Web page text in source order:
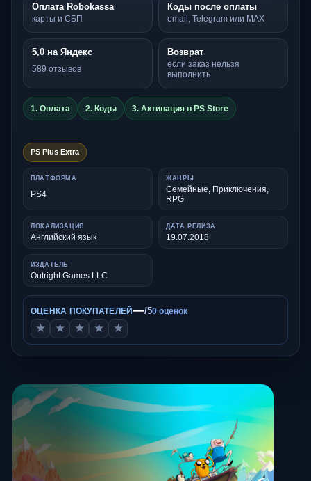
Оплата Robokassa
карты и СБП
Коды после оплаты
email, Telegram или MAX
5,0 на Яндекс
589 отзывов
Возврат
если заказ нельзя
выполнить
1. Оплата 2. Коды 3. Активация в PS Store
PS Plus Extra
ПЛАТФОРМА
PS4
ЖАНРЫ
Семейные, Приключения,
RPG
ЛОКАЛИЗАЦИЯ
Английский язык
ДАТА РЕЛИЗА
19.07.2018
ИЗДАТЕЛЬ
Outright Games LLC
ОЦЕНКА ПОКУПАТЕЛЕЙ—/50 оценок
★ ★ ★ ★ ★